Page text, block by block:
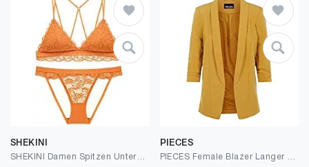
SHEKINI
SHEKINI Damen Spitzen Unterwäsche Set Leichte BH Set Bralette Gepolstert Ohne Bügel und Transparente Slip Nicht Abnehmbarer Bra Hipsters mit Hakenverschluss und Verstellbare Träger
PIECES